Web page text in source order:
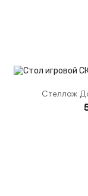
Стеллаж